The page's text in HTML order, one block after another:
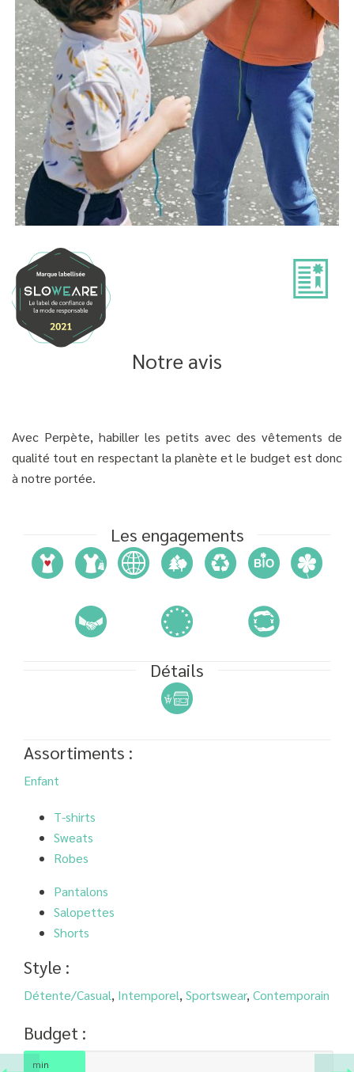
Notre avis
Avec Perpète, habiller les petits avec des vêtements de
qualité tout en respectant la planète et le budget est donc
à notre portée.
Les engagements
Détails
Assortiments :
Enfant
T-shirts
Sweats
Robes
Pantalons
Salopettes
Shorts
Style :
Détente/Casual, Intemporel, Sportswear, Contemporain
Budget :
min